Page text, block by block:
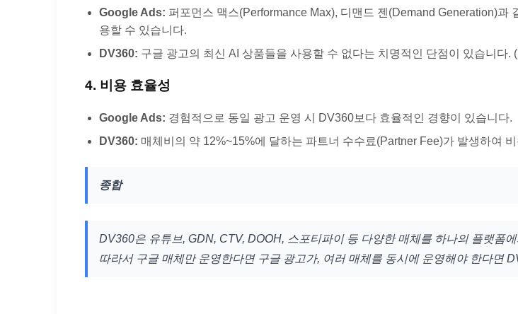
Google Ads: 퍼포먼스 맥스(Performance Max), 디맨드 젠(Demand Generation)
용할 수 있습니다.
DV360: 구글 광고의 최신 AI 상품들을 사용할 수 없다는 치명적인 단점이 있습니다.
4. 비용 효율성
Google Ads: 경험적으로 동일 광고 운영 시 DV360보다 효율적인 경향이 있습니다.
DV360: 매체비의 약 12%~15%에 달하는 파트너 수수료(Partner Fee)가 발생하여
종합
DV360은 유튜브, GDN, CTV, DOOH, 스포티파이 등 다양한 매체를 하나의 플랫폼
따라서 구글 매체만 운영한다면 구글 광고가, 여러 매체를 동시에 운영해야 한다면